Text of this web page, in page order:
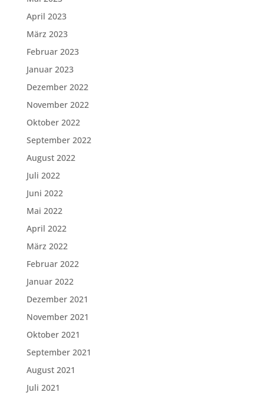
April 2023
März 2023
Februar 2023
Januar 2023
Dezember 2022
November 2022
Oktober 2022
September 2022
August 2022
Juli 2022
Juni 2022
Mai 2022
April 2022
März 2022
Februar 2022
Januar 2022
Dezember 2021
November 2021
Oktober 2021
September 2021
August 2021
Juli 2021